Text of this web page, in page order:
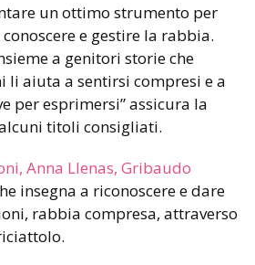
un ottimo strumento per
e gestire la rabbia.
a genitori storie che
li aiuta a sentirsi compresi e a
per esprimersi” assicura la
titoli consigliati.
Anna Llenas, Gribaudo
insegna a riconoscere e dare
rabbia compresa, attraverso